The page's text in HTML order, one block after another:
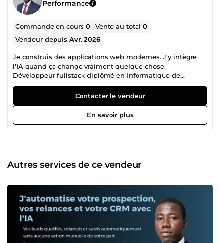
Performance
Commande en cours0 Vente au total0
Vendeur depuisAvr. 2026
Je construis des applications web modernes. J'y intègre
l'IA quand ça change vraiment quelque chose.
Développeur fullstack diplômé en Informatique de
Gestion, je conçois des produits web complets — de
l'interface utilisateur jusqu'à la logique métier — et j'y
greffe des systèmes d'automatisation et d'intelligence
artificielle qui créent une vraie valeur ajoutée pour vos
utilisateurs et vos équipes. Concrètement, ça ressemble à
conversions. Je livre les deux. Un autre a besoin d'une
application web interne. On y ajoute un pipeline
mon approche. Ce que je construis : Applications et sites
web sur mesure (React, Next.js, intégrations API) Agents IA
et chatbots intégrés directement dans vos interfaces
Workflows d'automatisation connectés à vos outils (CRM,
Google Workspace, Notion, Telegram…) Systèmes RAG — IA
Contacter le vendeur
En savoir plus
Autres services de ce vendeur